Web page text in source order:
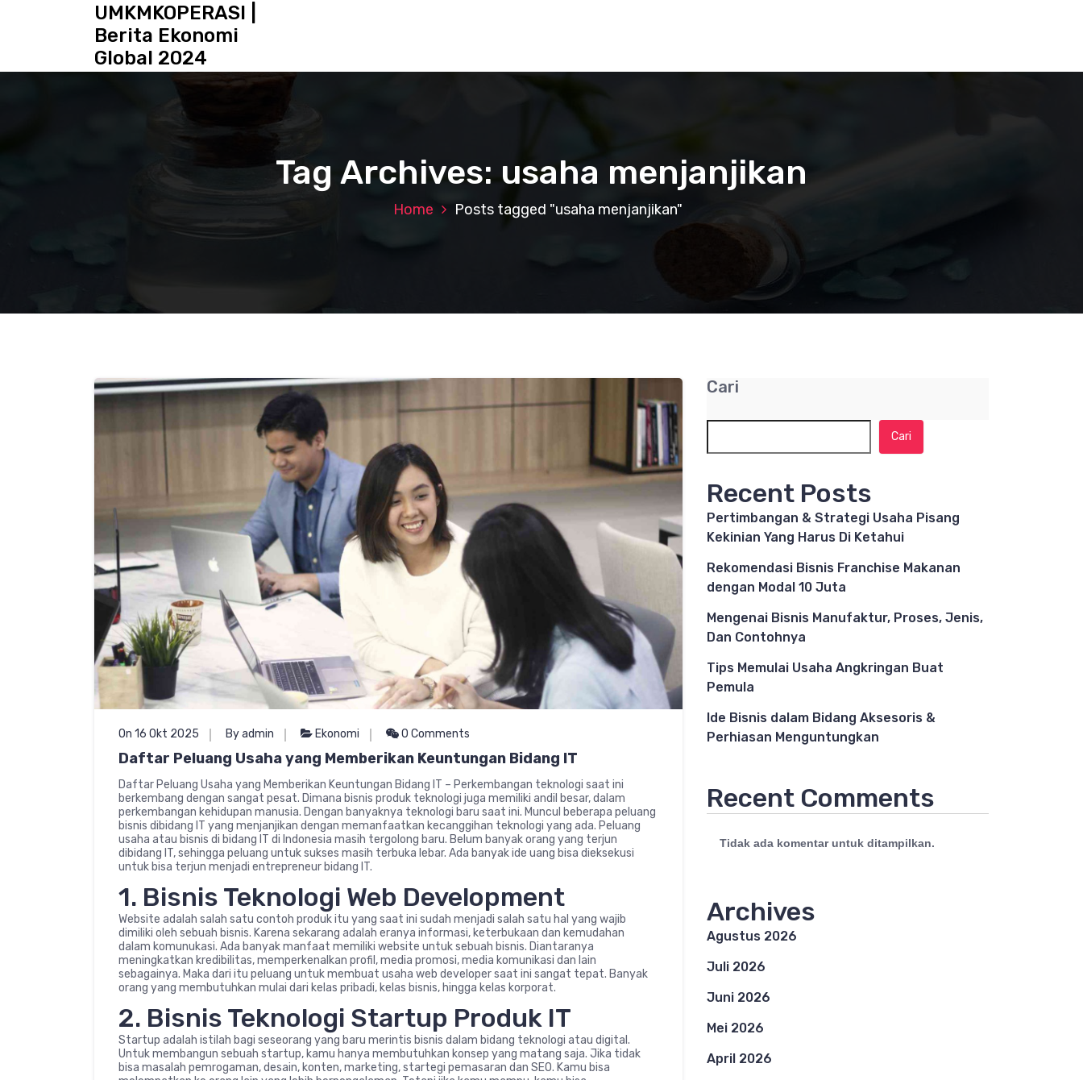
UMKMKOPERASI |
Berita Ekonomi
Global 2024
Tag Archives: usaha menjanjikan
Home Posts tagged "usaha menjanjikan"
On 16 Okt 2025 By admin Ekonomi 0 Comments
Daftar Peluang Usaha yang Memberikan Keuntungan Bidang IT
Daftar Peluang Usaha yang Memberikan Keuntungan Bidang IT – Perkembangan teknologi saat ini
berkembang dengan sangat pesat. Dimana bisnis produk teknologi juga memiliki andil besar, dalam
perkembangan kehidupan manusia. Dengan banyaknya teknologi baru saat ini. Muncul beberapa peluang
bisnis dibidang IT yang menjanjikan dengan memanfaatkan kecanggihan teknologi yang ada. Peluang
usaha atau bisnis di bidang IT di Indonesia masih tergolong baru. Belum banyak orang yang terjun
dibidang IT, sehingga peluang untuk sukses masih terbuka lebar. Ada banyak ide uang bisa dieksekusi
untuk bisa terjun menjadi entrepreneur bidang IT.
1. Bisnis Teknologi Web Development
Website adalah salah satu contoh produk itu yang saat ini sudah menjadi salah satu hal yang wajib
dimiliki oleh sebuah bisnis. Karena sekarang adalah eranya informasi, keterbukaan dan kemudahan
dalam komunukasi. Ada banyak manfaat memiliki website untuk sebuah bisnis. Diantaranya
meningkatkan kredibilitas, memperkenalkan profil, media promosi, media komunikasi dan lain
sebagainya. Maka dari itu peluang untuk membuat usaha web developer saat ini sangat tepat. Banyak
orang yang membutuhkan mulai dari kelas pribadi, kelas bisnis, hingga kelas korporat.
2. Bisnis Teknologi Startup Produk IT
Startup adalah istilah bagi seseorang yang baru merintis bisnis dalam bidang teknologi atau digital.
Untuk membangun sebuah startup, kamu hanya membutuhkan konsep yang matang saja. Jika tidak
bisa masalah pemrogaman, desain, konten, marketing, startegi pemasaran dan SEO. Kamu bisa
Cari
Cari
Recent Posts
Pertimbangan & Strategi Usaha Pisang
Kekinian Yang Harus Di Ketahui
Rekomendasi Bisnis Franchise Makanan
dengan Modal 10 Juta
Mengenai Bisnis Manufaktur, Proses, Jenis,
Dan Contohnya
Tips Memulai Usaha Angkringan Buat
Pemula
Ide Bisnis dalam Bidang Aksesoris &
Perhiasan Menguntungkan
Recent Comments
Tidak ada komentar untuk ditampilkan.
Archives
Agustus 2026
Juli 2026
Juni 2026
Mei 2026
April 2026